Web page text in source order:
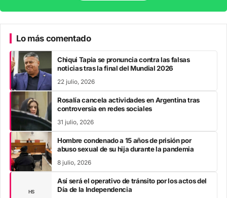
Lo más comentado
Chiqui Tapia se pronuncia contra las falsas
noticias tras la final del Mundial 2026
22 julio, 2026
Rosalía cancela actividades en Argentina tras
controversia en redes sociales
31 julio, 2026
Hombre condenado a 15 años de prisión por
abuso sexual de su hija durante la pandemia
8 julio, 2026
HS
Así será el operativo de tránsito por los actos del
Día de la Independencia